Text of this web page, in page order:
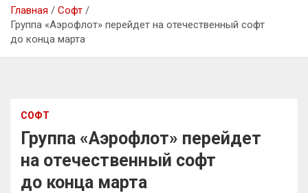
Главная
Софт
Группа «Аэрофлот» перейдет на отечественный софт
до конца марта
СОФТ
Группа «Аэрофлот» перейдет
на отечественный софт
до конца марта